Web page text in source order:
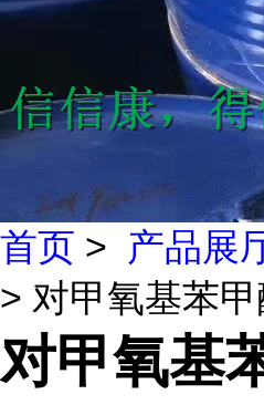
首页 > 产品展
> 对甲氧基苯
对甲氧基